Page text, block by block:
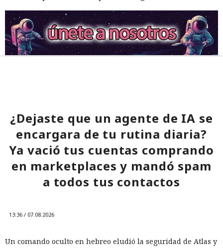
¿Dejaste que un agente de IA se
encargara de tu rutina diaria?
Ya vació tus cuentas comprando
en marketplaces y mandó spam
a todos tus contactos
13:36 / 07.08.2026
Un comando oculto en hebreo eludió la seguridad de Atlas y